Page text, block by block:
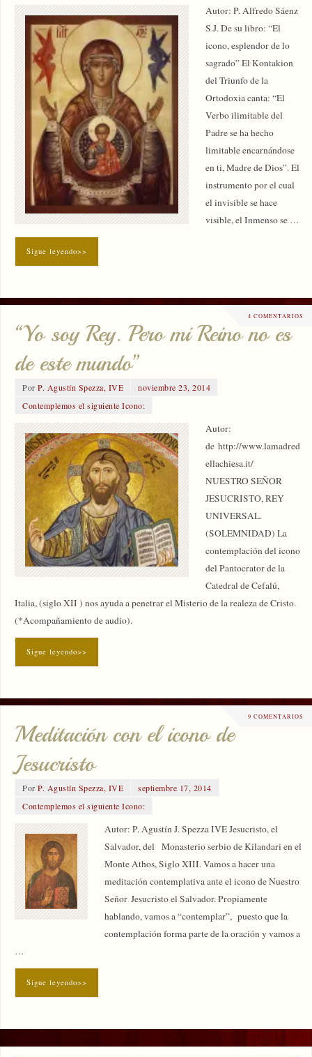
Autor: P. Alfredo Sáenz
S.J. De su libro: “El
icono, esplendor de lo
sagrado” El Kontakion
del Triunfo de la
Ortodoxia canta: “El
Verbo ilimitable del
Padre se ha hecho
limitable encarnándose
en ti, Madre de Dios”. El
instrumento por el cual
el invisible se hace
visible, el Inmenso se …
Sigue leyendo>>
4 COMENTARIOS
“Yo soy Rey. Pero mi Reino no es
de este mundo”
PorP. Agustín Spezza, IVE
noviembre 23, 2014
Contemplemos el siguiente Icono:
Autor:
de http://www.lamadred
ellachiesa.it/
NUESTRO SEÑOR
JESUCRISTO, REY
UNIVERSAL.
(SOLEMNIDAD) La
contemplación del icono
del Pantocrator de la
Catedral de Cefalú,
Italia, (siglo XII ) nos ayuda a penetrar el Misterio de la realeza de Cristo.
(*Acompañamiento de audio).
Sigue leyendo>>
9 COMENTARIOS
Meditación con el icono de
Jesucristo
PorP. Agustín Spezza, IVE
septiembre 17, 2014
Contemplemos el siguiente Icono:
Autor: P. Agustín J. Spezza IVE Jesucristo, el
Salvador, del Monasterio serbio de Kilandari en el
Monte Athos, Siglo XIII. Vamos a hacer una
meditación contemplativa ante el icono de Nuestro
Señor Jesucristo el Salvador. Propiamente
hablando, vamos a “contemplar”, puesto que la
contemplación forma parte de la oración y vamos a
…
Sigue leyendo>>